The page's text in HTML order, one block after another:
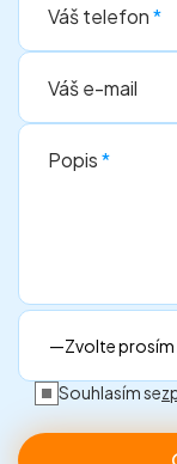
Váš telefon*
Váš e-mail
Popis*
Souhlasím se